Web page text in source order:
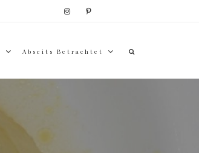
Abseits Betrachtet